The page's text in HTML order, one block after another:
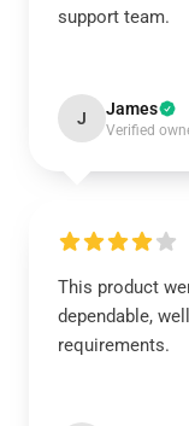
support team.
J James
Verified
This product
dependable,
requirements.